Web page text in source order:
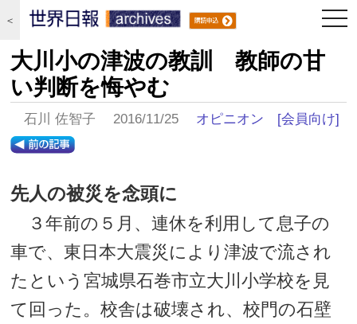
＜
大川小の津波の教訓 教師の甘
い判断を悔やむ
石川 佐智子 2016/11/25 オピニオン [会員向け]
先人の被災を念頭に
３年前の５月、連休を利用して息子の
車で、東日本大震災により津波で流され
たという宮城県石巻市立大川小学校を見
て回った。校舎は破壊され、校門の石壁